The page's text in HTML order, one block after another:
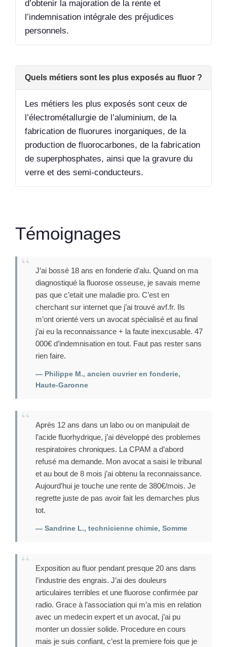
d’obtenir la majoration de la rente et
l’indemnisation intégrale des préjudices
personnels.
Quels métiers sont les plus exposés au fluor ?
Les métiers les plus exposés sont ceux de
l’électrométallurgie de l’aluminium, de la
fabrication de fluorures inorganiques, de la
production de fluorocarbones, de la fabrication
de superphosphates, ainsi que la gravure du
verre et des semi-conducteurs.
Témoignages
J’ai bossé 18 ans en fonderie d’alu. Quand on ma
diagnostiqué la fluorose osseuse, je savais meme
pas que c’etait une maladie pro. C’est en
cherchant sur internet que j’ai trouvé avf.fr. Ils
m’ont orienté vers un avocat spécialisé et au final
j’ai eu la reconnaissance + la faute inexcusable. 47
000€ d’indemnisation en tout. Faut pas rester sans
rien faire.
— Philippe M., ancien ouvrier en fonderie,
Haute-Garonne
Après 12 ans dans un labo ou on manipulait de
l’acide fluorhydrique, j’ai développé des problemes
respiratoires chroniques. La CPAM a d’abord
refusé ma demande. Mon avocat a saisi le tribunal
et au bout de 8 mois j’ai obtenu la reconnaissance.
Aujourd’hui je touche une rente de 380€/mois. Je
regrette juste de pas avoir fait les demarches plus
tot.
— Sandrine L., technicienne chimie, Somme
Exposition au fluor pendant presque 20 ans dans
l’industrie des engrais. J’ai des douleurs
articulaires terribles et une fluorose confirmée par
radio. Grace à l’association qui m’a mis en relation
avec un medecin expert et un avocat, j’ai pu
monter un dossier solide. Procedure en cours
mais je suis confiant, c’est la premiere fois que je